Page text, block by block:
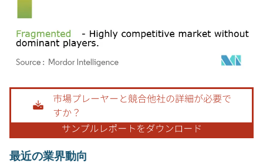
画像 © Mordor Intelligence。再利用にはCC BY 4.0の表示が必要です。
最近の業界動向